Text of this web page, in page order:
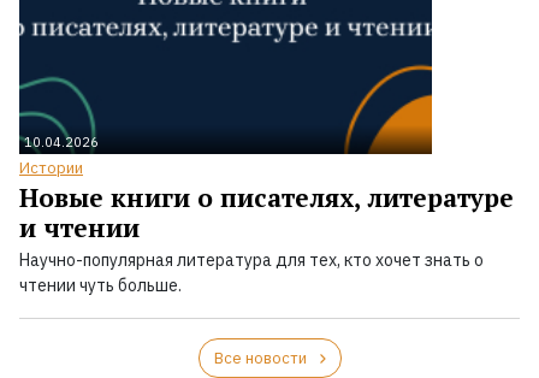
10.04.2026
Истории
Новые книги о писателях, литературе
и чтении
Научно-популярная литература для тех, кто хочет знать о
чтении чуть больше.
Все новости